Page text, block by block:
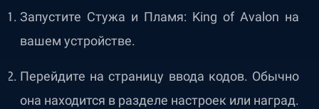
Запустите Стужа и Пламя: King of Avalon на
вашем устройстве.
Перейдите на страницу ввода кодов. Обычно
она находится в разделе настроек или наград.